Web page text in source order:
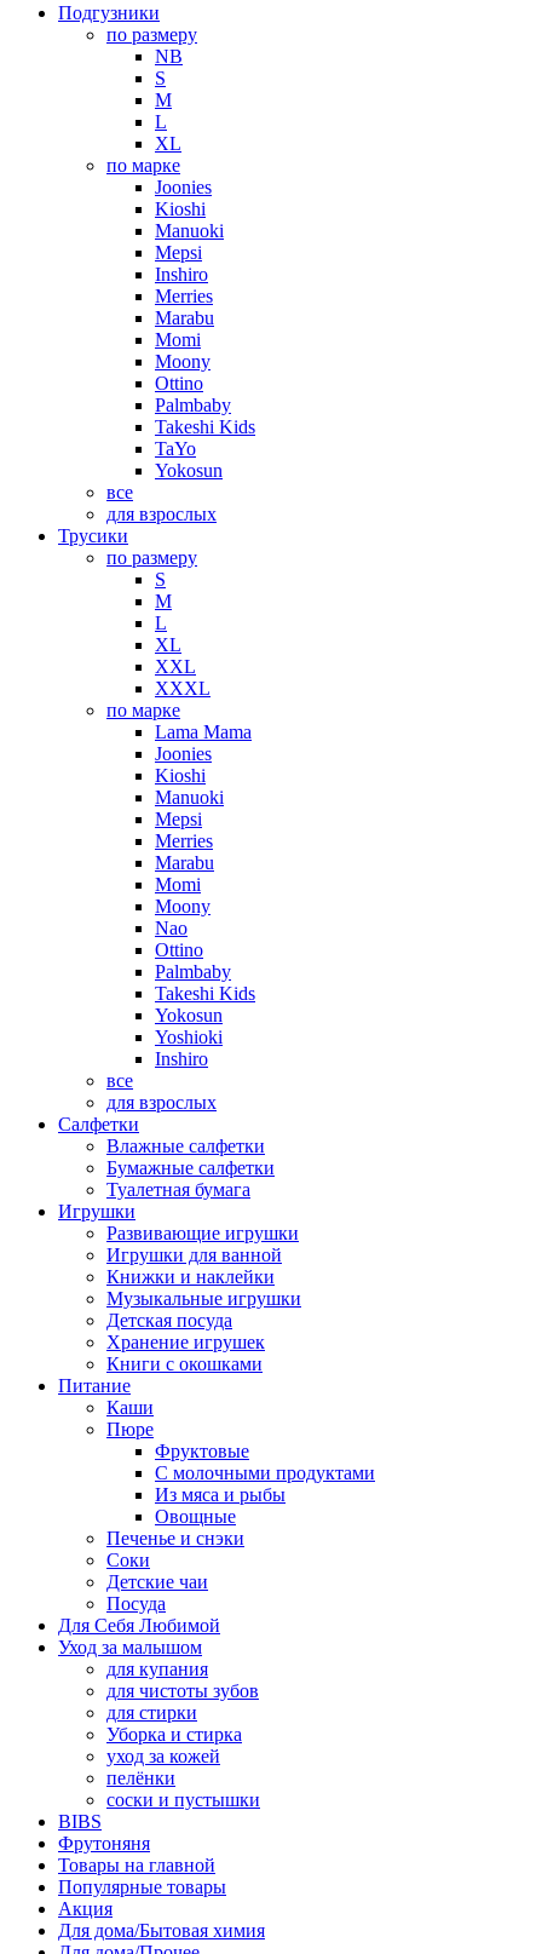
Подгузники
по размеру
NB
S
M
L
XL
по марке
Joonies
Kioshi
Manuoki
Mepsi
Inshiro
Merries
Marabu
Momi
Moony
Ottino
Palmbaby
Takeshi Kids
TaYo
Yokosun
все
для взрослых
Трусики
по размеру
S
M
L
XL
XXL
XXXL
по марке
Lama Mama
Joonies
Kioshi
Manuoki
Mepsi
Merries
Marabu
Momi
Moony
Nao
Ottino
Palmbaby
Takeshi Kids
Yokosun
Yoshioki
Inshiro
все
для взрослых
Салфетки
Влажные салфетки
Бумажные салфетки
Туалетная бумага
Игрушки
Развивающие игрушки
Игрушки для ванной
Книжки и наклейки
Музыкальные игрушки
Детская посуда
Хранение игрушек
Книги с окошками
Питание
Каши
Пюре
Фруктовые
С молочными продуктами
Из мяса и рыбы
Овощные
Печенье и снэки
Соки
Детские чаи
Посуда
Для Себя Любимой
Уход за малышом
для купания
для чистоты зубов
для стирки
Уборка и стирка
уход за кожей
пелёнки
соски и пустышки
BIBS
Фрутоняня
Товары на главной
Популярные товары
Акция
Для дома/Бытовая химия